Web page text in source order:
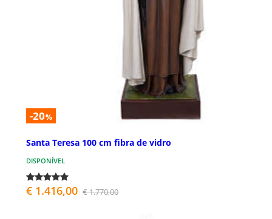
-20%
Santa Teresa 100 cm fibra de vidro
DISPONÍVEL
€ 1.416,00 € 1.770,00